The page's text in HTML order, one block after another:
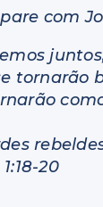
com
tornarão
20